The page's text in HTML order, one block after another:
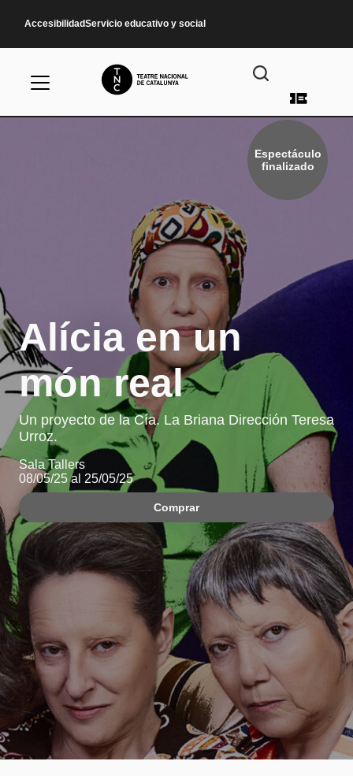
AccesibilidadServicio educativo y social
Menú
Espectáculo
finalizado
Alícia en un
món real
Un proyecto de la Cía. La Briana Dirección Teresa
Urroz.
Sala Tallers
08/05/25 al 25/05/25
Comprar